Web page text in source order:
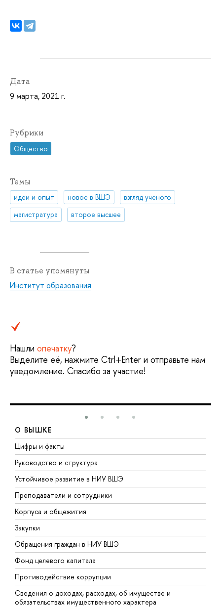
Дата
9 марта, 2021 г.
Рубрики
Общество
Темы
идеи и опыт новое в ВШЭ
взгляд ученого
магистратура
второе высшее
В статье упомянуты
Институт образования
Нашли опечатку?
Выделите её, нажмите Ctrl+Enter и отправьте нам
уведомление. Спасибо за участие!
О ВЫШКЕ
Цифры и факты
Руководство и структура
Устойчивое развитие в НИУ ВШЭ
Преподаватели и сотрудники
Корпуса и общежития
Закупки
Обращения граждан в НИУ ВШЭ
Фонд целевого капитала
Противодействие коррупции
Сведения о доходах, расходах, об имуществе и
обязательствах имущественного характера